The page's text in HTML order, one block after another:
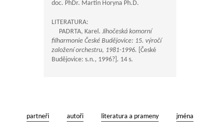
doc. PhDr. Martin Horyna Ph.D.
LITERATURA:
PADRTA, Karel. Jihočeská komorní
filharmonie České Budějovice: 15. výročí
založení orchestru, 1981-1996. [České
Budějovice: s.n., 1996?]. 14 s.
partneři autoři literatura a prameny jména